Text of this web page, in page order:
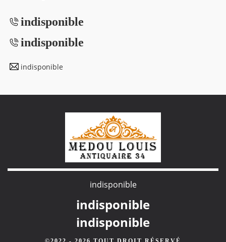
indisponible
indisponible
indisponible
indisponible
indisponible
indisponible